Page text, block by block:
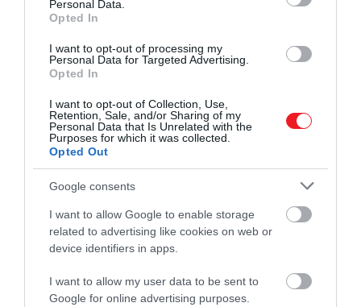
Personal Data.
Opted In
I want to opt-out of processing my
Personal Data for Targeted Advertising.
Opted In
I want to opt-out of Collection, Use,
Retention, Sale, and/or Sharing of my
Personal Data that Is Unrelated with the
Purposes for which it was collected.
Opted Out
Google consents
I want to allow Google to enable storage
related to advertising like cookies on web or
device identifiers in apps.
I want to allow my user data to be sent to
Google for online advertising purposes.
Annie Landsberg és Owen Milgrim történetét mutatja
be, akik részt vesznek egy gyógyszeripari kísérletben.
A tudósok azt állítják, hogy ez az új készítmény
lényegében bármilyen mentális problémát képes